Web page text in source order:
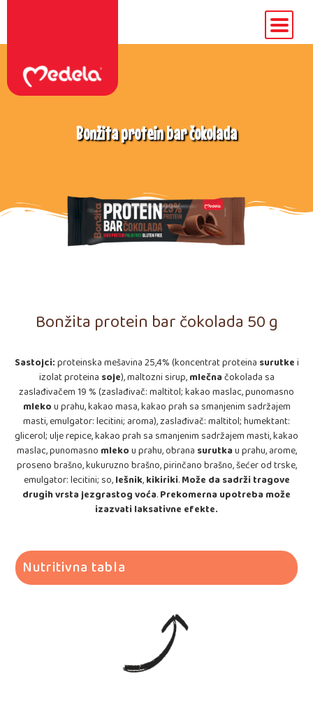
Bonžita protein bar čokolada
Bonžita protein bar čokolada 50 g
Sastojci:proteinska mešavina 25,4% (koncentrat proteina surutkei
izolat proteina soje), maltozni sirup,mlečnačokolada sa
zaslađivačem 19 % (zaslađivač: maltitol; kakao maslac, punomasno
mlekou prahu, kakao masa, kakao prah sa smanjenim sadržajem
masti, emulgator: lecitini; aroma), zaslađivač: maltitol; humektant:
glicerol; ulje repice, kakao prah sa smanjenim sadržajem masti, kakao
maslac, punomasno mlekou prahu, obrana surutkau prahu, arome,
proseno brašno, kukuruzno brašno, pirinčano brašno, šećer od trske,
emulgator: lecitini; so,lešnik,kikiriki.Može da sadrži tragove
drugih vrsta jezgrastog voća.Prekomerna upotreba može
izazvati laksativne efekte.
Nutritivna tabla